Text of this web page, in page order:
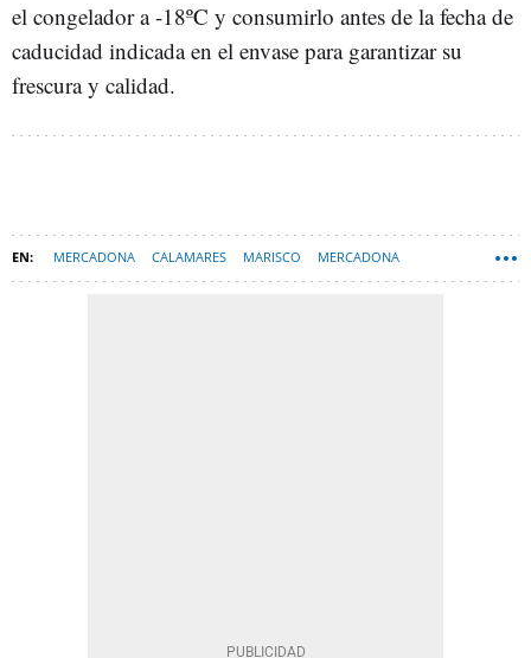
el congelador a -18ºC y consumirlo antes de la fecha de
caducidad indicada en el envase para garantizar su
frescura y calidad.
MERCADONA CALAMARES MARISCO MERCADONA